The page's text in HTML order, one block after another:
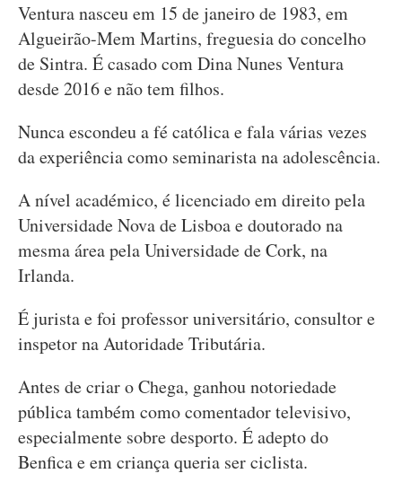
Ventura nasceu em 15 de janeiro de 1983, em
Algueirão-Mem Martins, freguesia do concelho
de Sintra. É casado com Dina Nunes Ventura
desde 2016 e não tem filhos.
Nunca escondeu a fé católica e fala várias vezes
da experiência como seminarista na adolescência.
A nível académico, é licenciado em direito pela
Universidade Nova de Lisboa e doutorado na
mesma área pela Universidade de Cork, na
Irlanda.
É jurista e foi professor universitário, consultor e
inspetor na Autoridade Tributária.
Antes de criar o Chega, ganhou notoriedade
pública também como comentador televisivo,
especialmente sobre desporto. É adepto do
Benfica e em criança queria ser ciclista.